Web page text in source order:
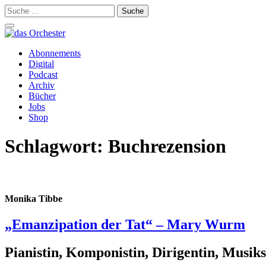
Suche
nach:
Schalte
Navigation
Zum
Inhalt
springen
Abonnements
Digital
Podcast
Archiv
Bücher
Jobs
Shop
Schlagwort: Buchrezension
Monika Tibbe
„Emanzipation der Tat“ – Mary Wurm
Pianistin, Komponistin, Dirigentin,